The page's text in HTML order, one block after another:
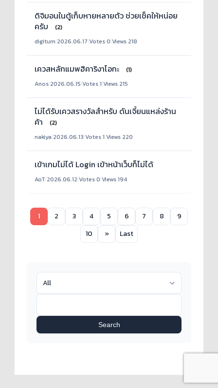
ดิจิมอนในตู้เก็บหายหลายตัว ช่วยเช็คให้หน่อย
ครับ
(2)
digitum 2026.06.17 Votes 0 Views 218
เควสหลักแมพฮิคาริงาโอกะ
(1)
Anos 2026.06.15 Votes 1 Views 215
ไม่ได้รับเควสรางวัลสำหรับ ดันเจี้ยนแหล่งร้าน
ค้า
(2)
nakiya 2026.06.13 Votes 1 Views 220
เข้าเกมไม่ได้ Login เข้าหน้าเว็บก็ไม่ได้
AoT 2026.06.12 Votes 0 Views 194
1 2 3 4 5 6 7 8
9
10
» Last
Search